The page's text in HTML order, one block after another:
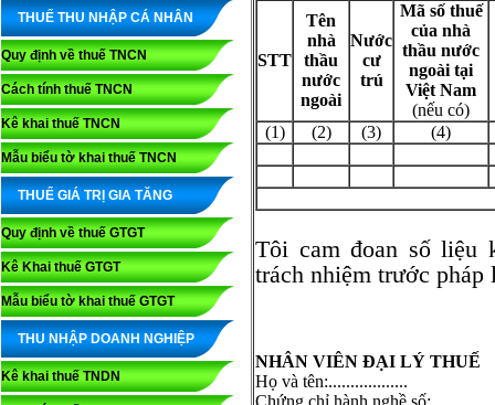
THUẾ THU NHẬP CÁ NHÂN
Quy định về thuế TNCN
Cách tính thuế TNCN
Kê khai thuế TNCN
Mẫu biểu tờ khai thuế TNCN
THUẾ GIÁ TRỊ GIA TĂNG
Quy định về thuế GTGT
Kê Khai thuế GTGT
Mẫu biểu tờ khai thuế GTGT
THU NHẬP DOANH NGHIỆP
Kê khai thuế TNDN
STT
Tên
nhà
thầu
nước
ngoài
Nước
cư
trú
Mã số thuế
của nhà
thầu nước
ngoài tại
Việt Nam
(nếu có)
(1)
(2) (3) (4)
Tôi cam đoan số liệu
trách nhiệm trước
NHÂN VIÊN ĐẠI LÝ THUẾ
Họ và tên:..................
Chứng chỉ hành nghề số: ..........